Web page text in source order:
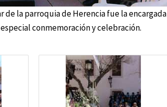
de la parroquia de Herencia fue la encargada
conmemoración y celebración.